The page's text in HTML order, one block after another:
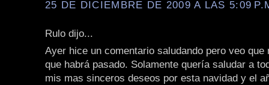
25 DE DICIEMBRE DE 2009 A LAS 5:09
Rulo dijo...
Ayer hice un comentario saludando pero veo que
que habrá pasado. Solamente quería saludar a
mis mas sinceros deseos por esta navidad y el